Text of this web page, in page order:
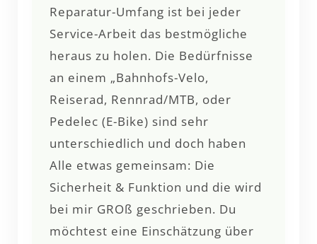
Reparatur-Umfang ist bei jeder
Service-Arbeit das bestmögliche
heraus zu holen. Die Bedürfnisse
an einem „Bahnhofs-Velo,
Reiserad, Rennrad/MTB, oder
Pedelec (E-Bike) sind sehr
unterschiedlich und doch haben
Alle etwas gemeinsam: Die
Sicherheit & Funktion und die wird
bei mir GROß geschrieben. Du
möchtest eine Einschätzung über